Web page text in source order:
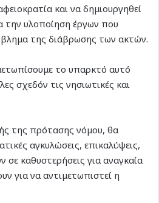
και να δημιουργηθεί
την υλοποίηση έργων που
της διάβρωσης των ακτών.
το υπαρκτό αυτό
σχεδόν τις νησιωτικές και
της πρότασης νόμου, θα
αγκυλώσεις, επικαλύψεις,
σε καθυστερήσεις για αναγκαία
για να αντιμετωπιστεί η